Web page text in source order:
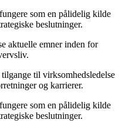
som en pålidelig kilde
beslutninger.
aktuelle emner inden for
til virksomhedsledelse
og karrierer.
som en pålidelig kilde
beslutninger.